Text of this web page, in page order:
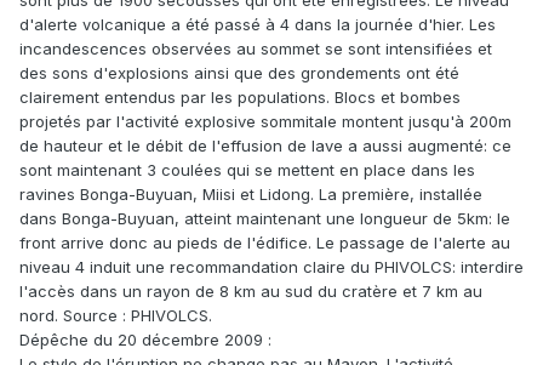
d'alerte volcanique a été passé à 4 dans la journée d'hier. Les
incandescences observées au sommet se sont intensifiées et
des sons d'explosions ainsi que des grondements ont été
clairement entendus par les populations. Blocs et bombes
projetés par l'activité explosive sommitale montent jusqu'à 200m
de hauteur et le débit de l'effusion de lave a aussi augmenté: ce
sont maintenant 3 coulées qui se mettent en place dans les
ravines Bonga-Buyuan, Miisi et Lidong. La première, installée
dans Bonga-Buyuan, atteint maintenant une longueur de 5km: le
front arrive donc au pieds de l'édifice. Le passage de l'alerte au
niveau 4 induit une recommandation claire du PHIVOLCS: interdire
l'accès dans un rayon de 8 km au sud du cratère et 7 km au
nord. Source : PHIVOLCS.
Dépêche du 20 décembre 2009 :